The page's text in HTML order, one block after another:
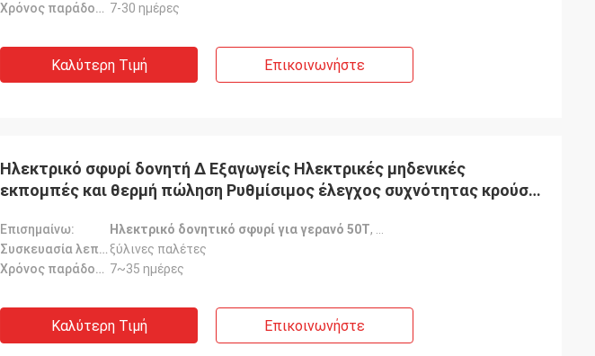
Χρόνος παράδοσης: 7-30 ημέρες
Καλύτερη Τιμή Επικοινωνήστε
Ηλεκτρικό σφυρί δονητή ∆ Εξαγωγείς Ηλεκτρικές μηδενικές
εκπομπές και θερμή πώληση Ρυθμίσιμος έλεγχος συχνότητας κρούσης
Επισημαίνω: Ηλεκτρικό δονητικό σφυρί για γερανό 50T,
Συσκευασία λεπτομέρειες: ξύλινες παλέτες
Χρόνος παράδοσης: 7~35 ημέρες
Καλύτερη Τιμή Επικοινωνήστε